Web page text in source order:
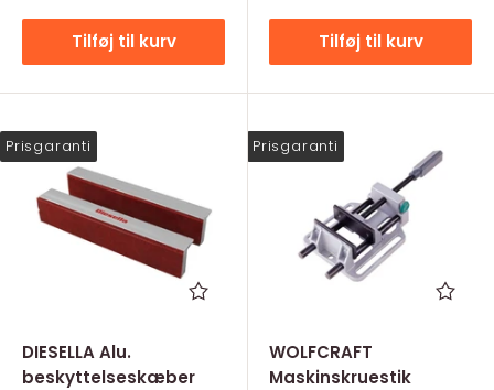
Tilføj til kurv Tilføj til kurv
Prisgaranti
DIESELLA Alu.
beskyttelseskæber
Prisgaranti
WOLFCRAFT
Maskinskruestik